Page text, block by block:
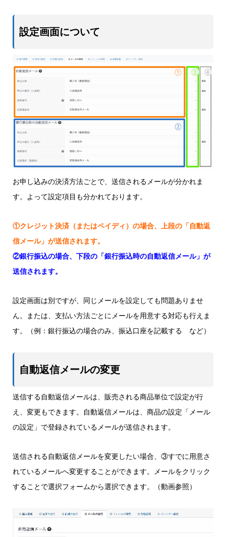
設定画面について
お申し込みの決済方法ごとで、送信されるメールが分かれま
す。よって設定項目も分かれております。
①クレジット決済（またはペイディ）の場合、上段の「自動返
信メール」が送信されます。
②銀行振込の場合、下段の「銀行振込時の自動返信メール」が
送信されます。
設定画面は別ですが、同じメールを設定しても問題ありませ
ん。または、支払い方法ごとにメールを用意する対応も行えま
す。（例：銀行振込の場合のみ、振込口座を記載する など）
自動返信メールの変更
送信する自動返信メールは、販売される商品単位で設定が行
え、変更もできます。自動返信メールは、商品の設定「メール
の設定」で登録されているメールが送信されます。
送信される自動返信メールを変更したい場合、③すでに用意さ
れているメールへ変更することができます。メールをクリック
することで選択フォームから選択できます。（動画参照）
画
レ